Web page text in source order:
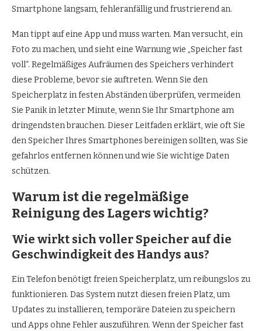
Smartphone langsam, fehleranfällig und frustrierend an.
Man tippt auf eine App und muss warten. Man versucht, ein
Foto zu machen, und sieht eine Warnung wie „Speicher fast
voll“. Regelmäßiges Aufräumen des Speichers verhindert
diese Probleme, bevor sie auftreten. Wenn Sie den
Speicherplatz in festen Abständen überprüfen, vermeiden
Sie Panik in letzter Minute, wenn Sie Ihr Smartphone am
dringendsten brauchen. Dieser Leitfaden erklärt, wie oft Sie
den Speicher Ihres Smartphones bereinigen sollten, was Sie
gefahrlos entfernen können und wie Sie wichtige Daten
schützen.
Warum ist die regelmäßige
Reinigung des Lagers wichtig?
Wie wirkt sich voller Speicher auf die
Geschwindigkeit des Handys aus?
Ein Telefon benötigt freien Speicherplatz, um reibungslos zu
funktionieren. Das System nutzt diesen freien Platz, um
Updates zu installieren, temporäre Dateien zu speichern
und Apps ohne Fehler auszuführen. Wenn der Speicher fast